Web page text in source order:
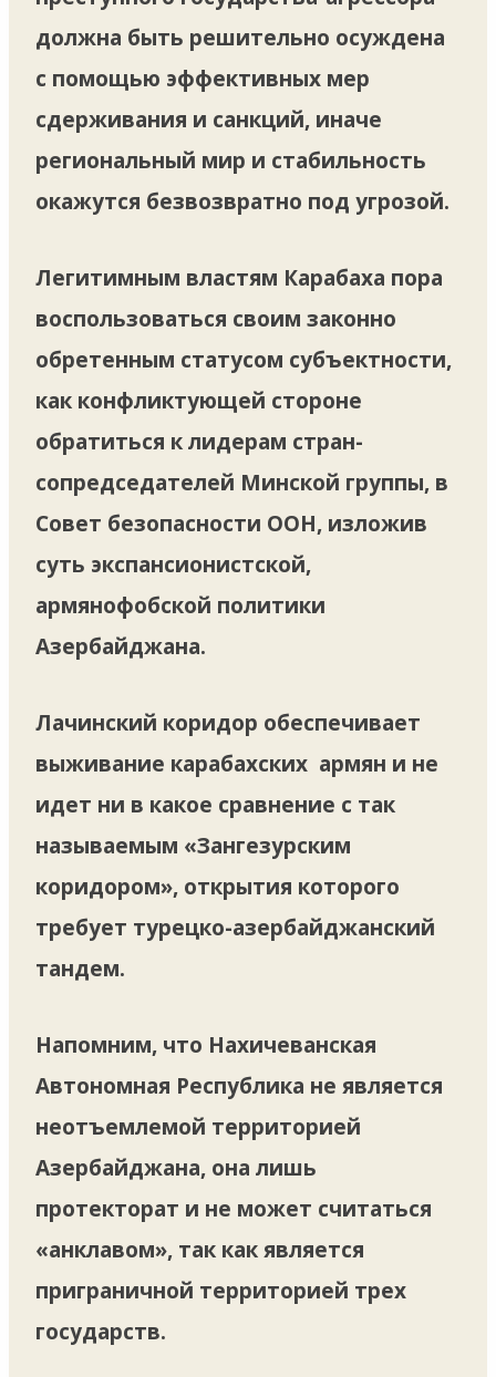
должна быть решительно осуждена
с помощью эффективных мер
сдерживания и санкций, иначе
региональный мир и стабильность
окажутся безвозвратно под угрозой.
Легитимным властям Карабаха пора
воспользоваться своим законно
обретенным статусом субъектности,
как конфликтующей стороне
обратиться к лидерам стран-
сопредседателей Минской группы, в
Совет безопасности ООН, изложив
суть экспансионистской,
армянофобской политики
Азербайджана.
Лачинский коридор обеспечивает
выживание карабахских армян и не
идет ни в какое сравнение с так
называемым «Зангезурским
коридором», открытия которого
требует турецко-азербайджанский
тандем.
Напомним, что Нахичеванская
Автономная Республика не является
неотъемлемой территорией
Азербайджана, она лишь
протекторат и не может считаться
«анклавом», так как является
приграничной территорией трех
государств.